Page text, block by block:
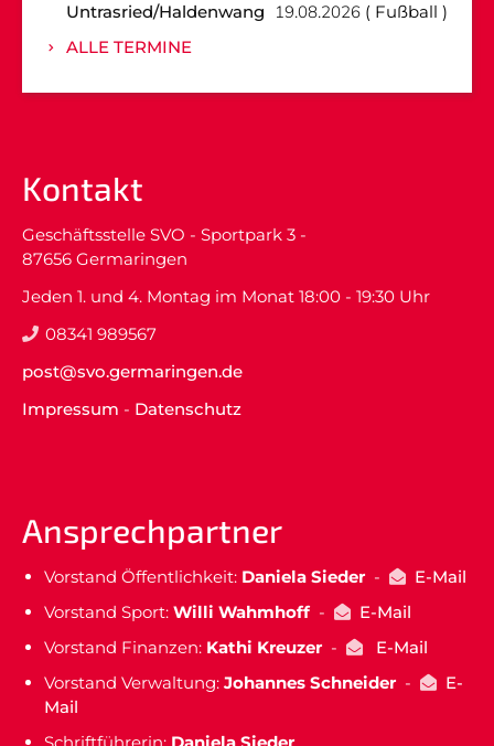
Untrasried/Haldenwang
19.08.2026
Fußball
ALLE TERMINE
Kontakt
Geschäftsstelle SVO - Sportpark 3 -
87656 Germaringen
Jeden 1. und 4. Montag im Monat 18:00 - 19:30 Uhr
08341 989567
post@svo.germaringen.de
Impressum - Datenschutz
Ansprechpartner
Vorstand Öffentlichkeit: Daniela Sieder-
E-Mail
Vorstand Sport: Willi Wahmhoff-
E-Mail
Vorstand Finanzen: Kathi Kreuzer-
E-Mail
Vorstand Verwaltung: Johannes Schneider -
E-
Mail